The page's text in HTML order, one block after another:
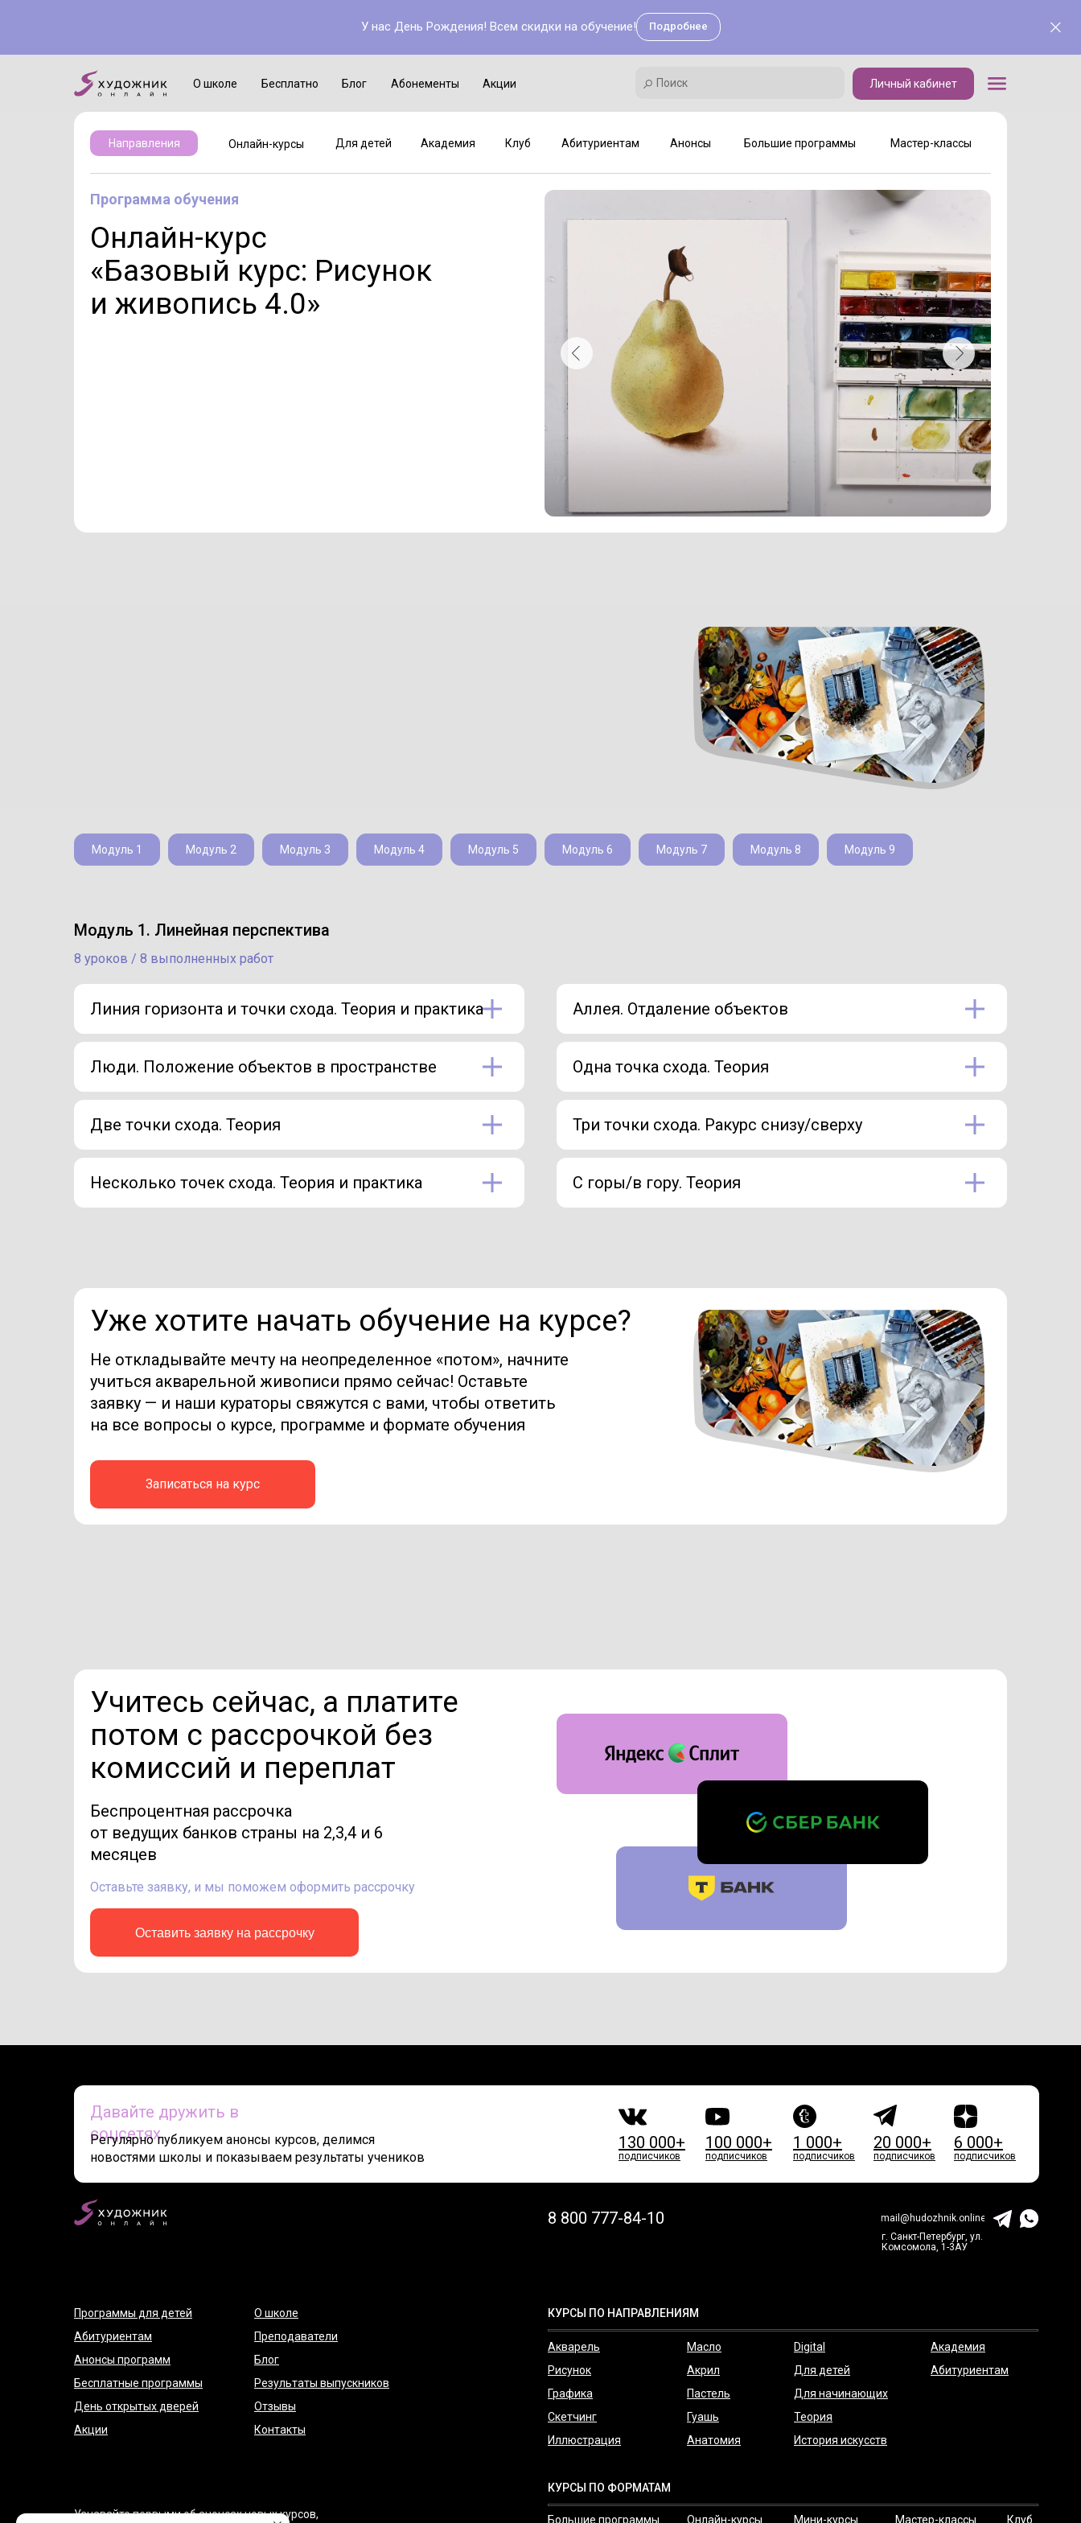
У нас День Рождения! Всем скидки на обучение! Подробнее
Блог Акции
Абонементы
О школе Бесплатно Личный кабинет
Поиск
Мастер-классы
Для детей Академия Клуб Абитуриентам Анонсы Большие программы
Онлайн-курсы
Направления
Поиск
Академия Клуб Мастер-классы
Онлайн-курс
«Базовый курс: Рисунок
и живопись 4.0»
Программа обучения
Модуль 1 Модуль 2 Модуль 3 Модуль 4 Модуль 5 Модуль 6 Модуль 7 Модуль 8 Модуль 9
Модуль 1. Линейная перспектива
8 уроков / 8 выполненных работ
Линия горизонта и точки схода. Теория и практика Аллея. Отдаление объектов
Люди. Положение объектов в пространстве Одна точка схода. Теория
Две точки схода. Теория Три точки схода. Ракурс снизу/сверху
Несколько точек схода. Теория и практика С горы/в гору. Теория
Уже хотите начать обучение на курсе?
Записаться на курс
Не откладывайте мечту на неопределенное «потом», начните
учиться акварельной живописи прямо сейчас! Оставьте
заявку — и наши кураторы свяжутся с вами, чтобы ответить
на все вопросы о курсе, программе и формате обучения
Учитесь сейчас, а платите
потом с рассрочкой без
комиссий и переплат
Оставьте заявку, и мы поможем оформить рассрочку
Беспроцентная рассрочка
от ведущих банков страны на 2,3,4 и 6
месяцев
Оставить заявку на рассрочку
г. Санкт-Петербург, ул.
Комсомола, 1-3АУ
130 000+
подписчиков
100 000+
подписчиков подписчиков
1 000+
Давайте дружить в
соцсетях
mail@hudozhnik.online
Узнавайте первыми об анонсах новых курсов,
Регулярно публикуем анонсы курсов, делимся
новостями школы и показываем результаты учеников
8 800 777-84-10
КУРСЫ ПО НАПРАВЛЕНИЯМ
КУРСЫ ПО ФОРМАТАМ
Программы для детей
Абитуриентам
Анонсы программ
Бесплатные программы
День открытых дверей
Акции
О школе
Преподаватели
Блог
Результаты выпускников
Отзывы
Контакты
Акварель
Рисунок
Графика
Скетчинг
Иллюстрация
Масло
Акрил
Пастель
Гуашь
Анатомия
Digital
Для детей
Для начинающих
Теория
История искусств
Большие программы Онлайн-курсы Мини-курсы Мастер-классы Клуб
Академия
Абитуриентам
подписчиков
20 000+
подписчиков
6 000+